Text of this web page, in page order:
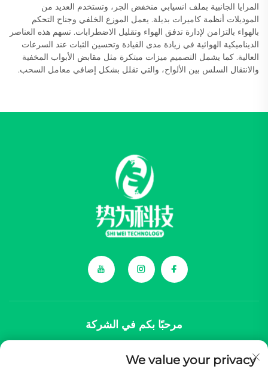
المرايا الجانبية بملف انسيابي منخفض الجر، وتستخدم العديد من
الموديلات أنظمة كاميرات بديلة. يعمل الموزع الخلفي وجناح التحكم
بالهواء بالتزامن لإدارة تدفق الهواء وتقليل الاضطرابات. تسهم هذه العناصر
الديناميكية الهوائية في زيادة مدى القيادة وتحسين الثبات عند السرعات
العالية. كما يشمل التصميم ميزات مبتكرة مثل مقابض الأبواب المخفية
والانتقال السلس بين الألواح، والتي تقلل بشكل إضافي معامل السحب.
مرحبًا بكم في الشركة
تتخصص شركة تشونغتشينغ شيوي تكنولوجي المحدودة في توفير مكونات شاملة
We value your privacy